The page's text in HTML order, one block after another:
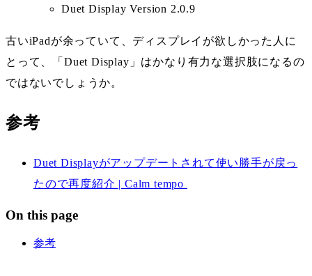
Duet Display Version 2.0.9
古いiPadが余っていて、ディスプレイが欲しかった人に
とって、「Duet Display」はかなり有力な選択肢になるの
ではないでしょうか。
参考
Duet Displayがアップデートされて使い勝手が戻っ
たので再度紹介 | Calm tempo
On this page
参考